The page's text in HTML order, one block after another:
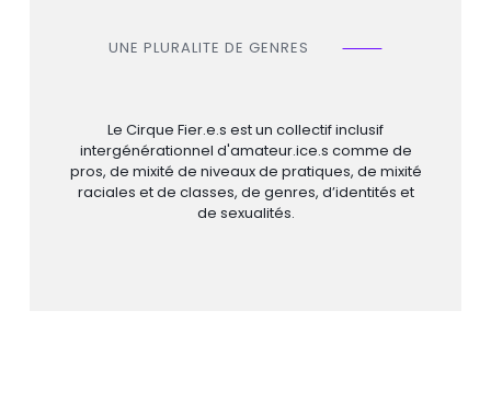
UNE PLURALITE DE GENRES ⸻
Le Cirque Fier.e.s est un collectif inclusif
intergénérationnel d'amateur.ice.s comme de
pros, de mixité de niveaux de pratiques, de mixité
raciales et de classes, de genres, d’identités et
de sexualités.